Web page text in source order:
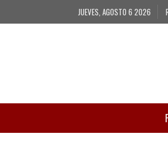
JUEVES, AGOSTO 6 2026